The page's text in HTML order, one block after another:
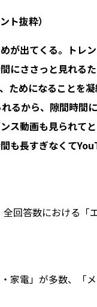
ト抜粋）
が出てくる。トレン
にささっと見れるた
ためになることを凝
るから、隙間時間
ス動画も見られてと
も長すぎなくて
回答数における「
家電」が多数、